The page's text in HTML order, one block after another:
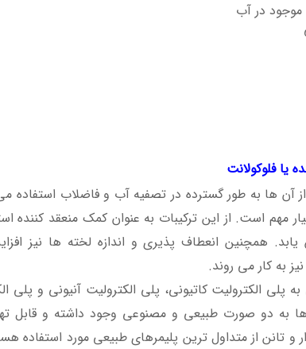
در آب
یا فلوکولانت
آن ها به طور گسترده در تصفیه آب و فاضلاب استفاده
مهم است. از این ترکیبات به عنوان کمک منعقد کننده
همچنین انعطاف پذیری و اندازه لخته ها نیز
به کار می روند.
پلی الکترولیت کاتیونی، پلی الکترولیت آنیونی و پلی
به دو صورت طبیعی و مصنوعی وجود داشته و قابل
و تانن از متداول ترین پلیمرهای طبیعی مورد استفاده